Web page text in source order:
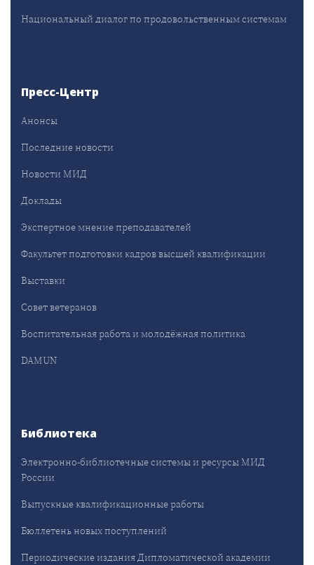
Национальный диалог по продовольственным системам
Пресс-Центр
Анонсы
Последние новости
Новости МИД
Доклады
Экспертное мнение преподавателей
Факультет подготовки кадров высшей квалификации
Выставки
Совет ветеранов
Воспитательная работа и молодёжная политика
DAMUN
Библиотека
Электронно-библиотечные системы и ресурсы МИД
России
Выпускные квалификационные работы
Бюллетень новых поступлений
Периодические издания Дипломатической академии